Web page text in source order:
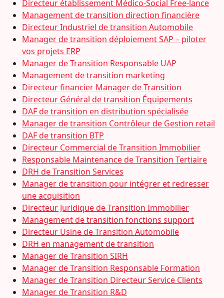
Directeur établissement Médico-Social Free-lance
Management de transition direction financière
Directeur Industriel de transition Automobile
Manager de transition déploiement SAP – piloter
vos projets ERP
Manager de Transition Responsable UAP
Management de transition marketing
Directeur financier Manager de Transition
Directeur Général de transition Équipements
DAF de transition en distribution spécialisée
Manager de transition Contrôleur de Gestion retail
DAF de transition BTP
Directeur Commercial de Transition Immobilier
Responsable Maintenance de Transition Tertiaire
DRH de Transition Services
Manager de transition pour intégrer et redresser
une acquisition
Directeur Juridique de Transition Immobilier
Management de transition fonctions support
Directeur Usine de Transition Automobile
DRH en management de transition
Manager de Transition SIRH
Manager de Transition Responsable Formation
Manager de Transition Directeur Service Clients
Manager de Transition R&D